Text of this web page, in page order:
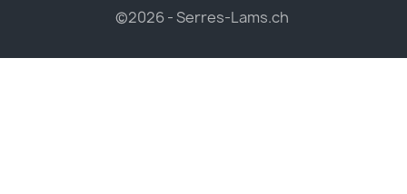
©2026 - Serres-Lams.ch